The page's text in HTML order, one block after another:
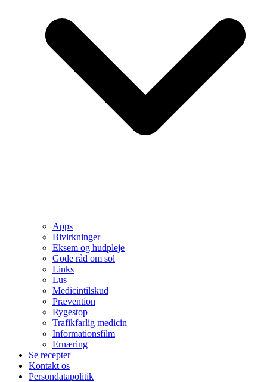
Apps
Bivirkninger
Eksem og hudpleje
Gode råd om sol
Links
Lus
Medicintilskud
Prævention
Rygestop
Trafikfarlig medicin
Informationsfilm
Ernæring
Se recepter
Kontakt os
Persondatapolitik